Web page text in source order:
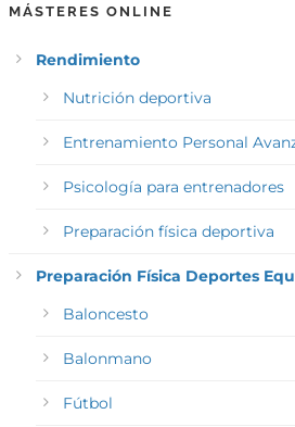
MÁSTERES ONLINE
Rendimiento
Nutrición deportiva
Entrenamiento Personal
Psicología para entrenadores
Preparación física deportiva
Preparación Física Deportes
Baloncesto
Balonmano
Fútbol